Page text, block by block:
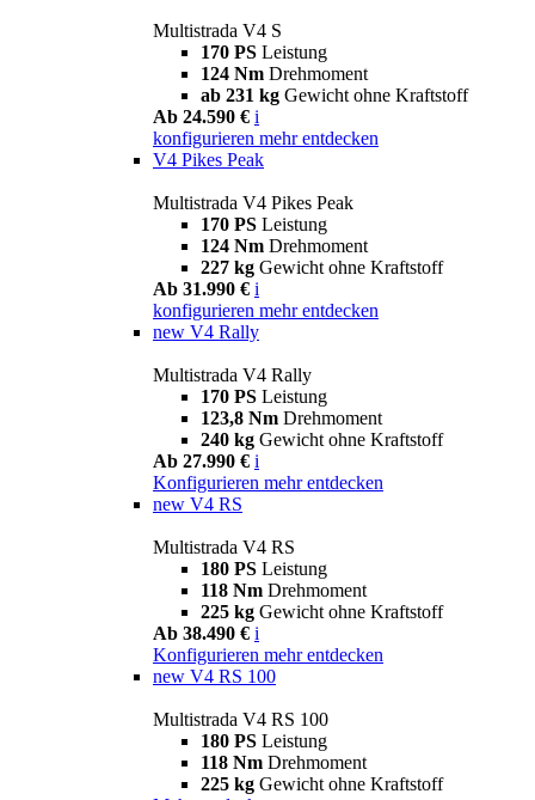
Multistrada V4 S
170 PS Leistung
124 Nm Drehmoment
ab 231 kg Gewicht ohne Kraftstoff
Ab 24.590 € i
konfigurieren mehr entdecken
V4 Pikes Peak
Multistrada V4 Pikes Peak
170 PS Leistung
124 Nm Drehmoment
227 kg Gewicht ohne Kraftstoff
Ab 31.990 € i
konfigurieren mehr entdecken
new V4 Rally
Multistrada V4 Rally
170 PS Leistung
123,8 Nm Drehmoment
240 kg Gewicht ohne Kraftstoff
Ab 27.990 € i
Konfigurieren mehr entdecken
new V4 RS
Multistrada V4 RS
180 PS Leistung
118 Nm Drehmoment
225 kg Gewicht ohne Kraftstoff
Ab 38.490 € i
Konfigurieren mehr entdecken
new V4 RS 100
Multistrada V4 RS 100
180 PS Leistung
118 Nm Drehmoment
225 kg Gewicht ohne Kraftstoff